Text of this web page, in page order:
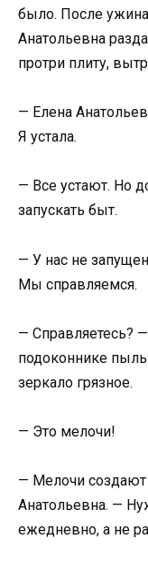
было. После
Анатольевна
протри плиту,
— Елена
Я устала.
— Все устают. Но
запускать быт.
— У нас не
Мы справляемся.
— Справляетесь?
подоконнике
зеркало грязное.
— Это мелочи!
— Мелочи создают
Анатольевна. —
ежедневно, а не